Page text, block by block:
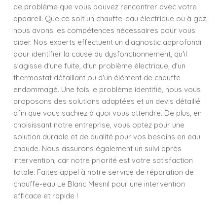
de problème que vous pouvez rencontrer avec votre
appareil. Que ce soit un chauffe-eau électrique ou à gaz,
nous avons les compétences nécessaires pour vous
aider. Nos experts effectuent un diagnostic approfondi
pour identifier la cause du dysfonctionnement, qu'il
s'agisse d'une fuite, d'un problème électrique, d'un
thermostat défaillant ou d'un élément de chauffe
endommagé. Une fois le problème identifié, nous vous
proposons des solutions adaptées et un devis détaillé
afin que vous sachiez à quoi vous attendre. De plus, en
choisissant notre entreprise, vous optez pour une
solution durable et de qualité pour vos besoins en eau
chaude. Nous assurons également un suivi après
intervention, car notre priorité est votre satisfaction
totale. Faites appel à notre service de réparation de
chauffe-eau Le Blanc Mesnil pour une intervention
efficace et rapide !